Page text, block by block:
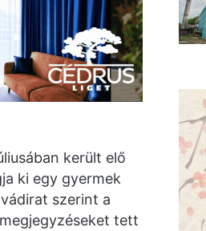
került elő
ki egy gyermek
szerint a
tett